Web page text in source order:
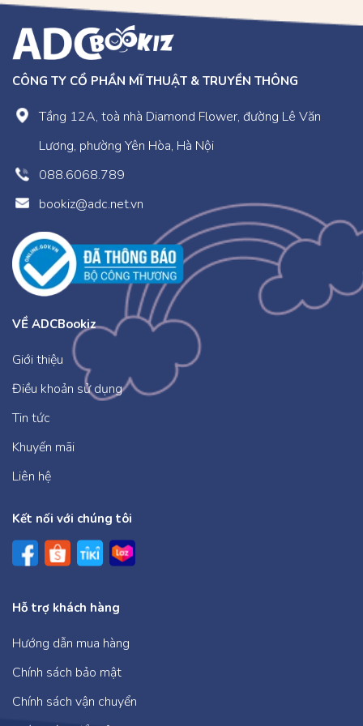
CÔNG TY CỔ PHẦN MĨ THUẬT & TRUYỀN THÔNG
Tầng 12A, toà nhà Diamond Flower, đường Lê Văn
Lương, phường Yên Hòa, Hà Nội
088.6068.789
bookiz@adc.net.vn
VỀ ADCBookiz
Giới thiệu
Điều khoản sử dụng
Tin tức
Khuyến mãi
Liên hệ
Kết nối với chúng tôi
Hỗ trợ khách hàng
Hướng dẫn mua hàng
Chính sách bảo mật
Chính sách vận chuyển